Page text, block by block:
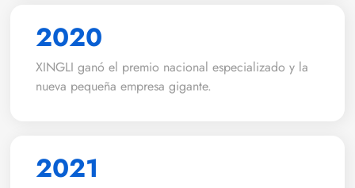
2020
XINGLI ganó el premio nacional especializado y la
nueva pequeña empresa gigante.
2021